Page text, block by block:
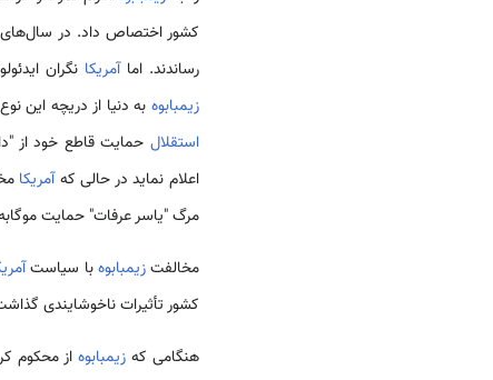
رساندند. اماآمریکا نگران
زیمبابوه به دنیا از دریچه این
استقلال حمایت قاطع خود از
اعلام نماید در حالی کهآمریکا
مرگ "یاسر عرفات" حمایت
مخالفتزیمبابوهبا سیاست
کشور تأثیرات ناخوشایندی
هنگامی کهزیمبابوه از محکوم